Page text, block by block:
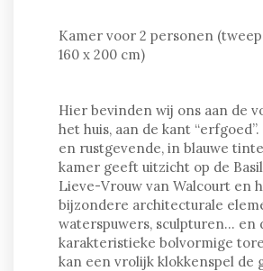
Kamer voor 2 personen
160 x 200 cm)
Hier bevinden wij ons aan de
het huis, aan de kant
en rustgevende, in blauwe
kamer geeft uitzicht op de
Lieve-Vrouw van Walcourt en
bijzondere architecturale
waterspuwers, sculpturen... en
karakteristieke bolvormige
kan een vrolijk klokkenspel de